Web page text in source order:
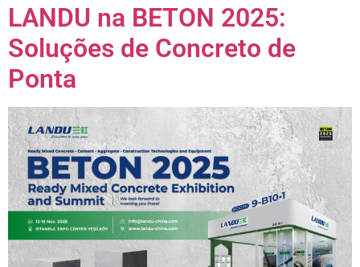
LANDU na BETON 2025:
Soluções de Concreto de
Ponta